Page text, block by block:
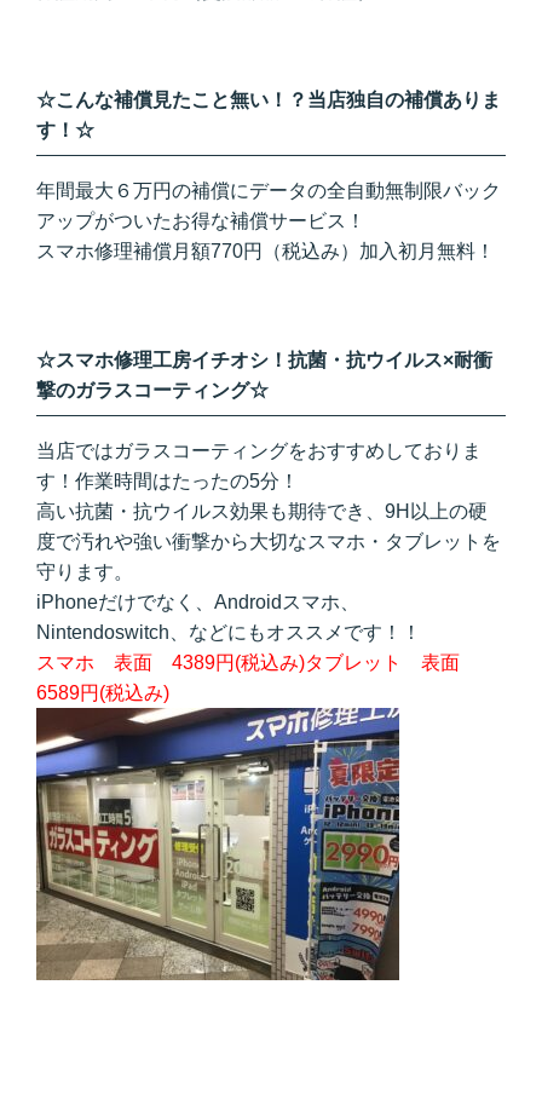
☆こんな補償見たこと無い！？当店独自の補償ありま
す！☆
年間最大６万円の補償にデータの全自動無制限バック
アップがついたお得な補償サービス！
スマホ修理補償月額770円（税込み）加入初月無料！
☆スマホ修理工房イチオシ！抗菌・抗ウイルス×耐衝
撃のガラスコーティング☆
当店ではガラスコーティングをおすすめしておりま
す！作業時間はたったの5分！
高い抗菌・抗ウイルス効果も期待でき、9H以上の硬
度で汚れや強い衝撃から大切なスマホ・タブレットを
守ります。
iPhoneだけでなく、Androidスマホ、
Nintendoswitch、などにもオススメです！！
スマホ 表面 4389円(税込み)タブレット 表面
6589円(税込み)